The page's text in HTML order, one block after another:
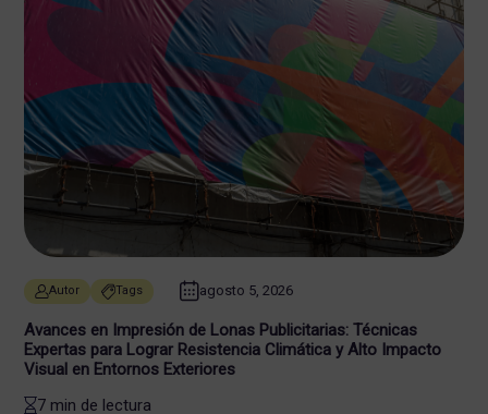
Autor Tags agosto 5, 2026
Avances en Impresión de Lonas Publicitarias: Técnicas
Expertas para Lograr Resistencia Climática y Alto Impacto
Visual en Entornos Exteriores
7 min de lectura